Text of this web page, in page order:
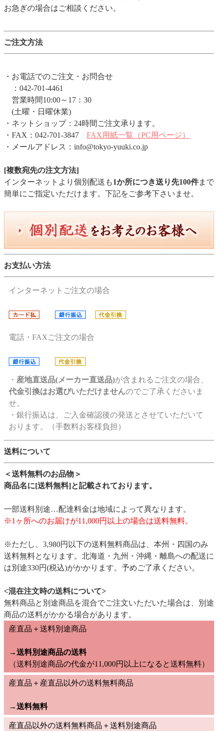
お急ぎの場合はご相談ください。
ご注文方法
・お電話でのご注文・お問合せ
：042-701-4461
営業時間10:00～17：30
(土曜・日曜休業)
・ネットショップ：24時間ご注文承ります。
・FAX：042-701-3847 FAX用紙一覧（PC用ページ）
・メールアドレス：info@tokyo-yuuki.co.jp
[複数宛先の注文方法]
インターネットより個別配送も1か所につき送り先100件まで
簡単にご指定いただけます。下記をご参考下さいませ。
お支払い方法
インターネットご注文の場合
電話・FAXご注文の場合
・ 産地直送品(メーカー直送品)が含まれるご注文の場合、
代金引換はお選びいただけませんのでご了承くださいま
せ。
・銀行振込は、ご入金確認後の発送とさせていただいて
おります。（手数料お客様負担）
送料について
＜送料無料のお品物＞
商品名に[送料無料]と記載されております。
一部送料別途…配達料金は地域によって異なります。
※1ヶ所へのお届けが11,000円以上の場合は送料無料。
※ただし、3,980円以下の送料無料商品は、本州・四国のみ
送料無料となります。北海道・九州・沖縄・離島への配送に
は別途330円(税込)がかかります。予めご了承ください。
<混在注文時の送料について>
無料商品と別途商品を混合でご注文いただいた場合は、別途
商品の送料がかかる場合があります。
産直品＋送料別途商品
→送料別途商品の送料
（送料別途商品の代金が11,000円以上になると送料無料）
産直品＋産直品以外の送料無料商品
→送料無料
産直品以外の送料無料商品＋送料別途商品